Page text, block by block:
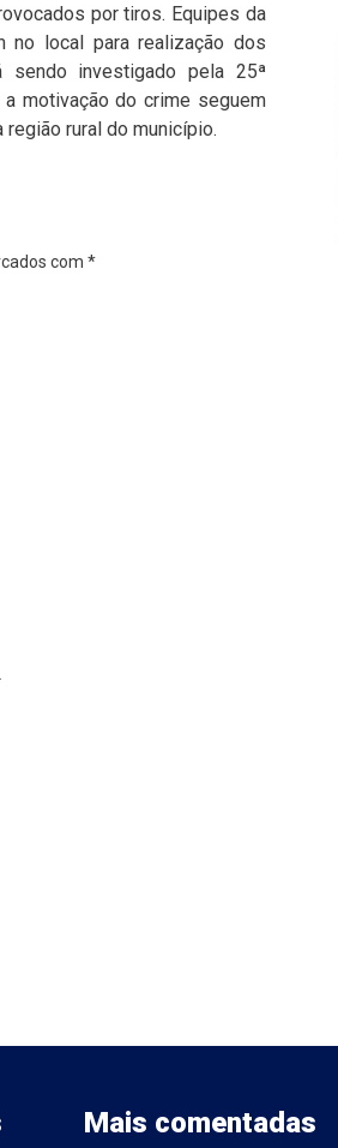
por tiros. Equipes da
no local para realização dos
sendo investigado pela 25ª
motivação do crime seguem
rural do município.
com *
Mais comentadas